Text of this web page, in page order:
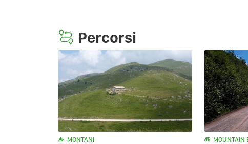
Percorsi
MONTANI MOUNTAIN